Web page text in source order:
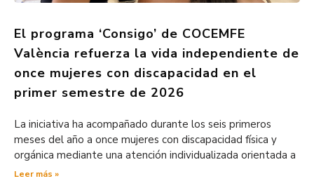
El programa ‘Consigo’ de COCEMFE
València refuerza la vida independiente de
once mujeres con discapacidad en el
primer semestre de 2026
La iniciativa ha acompañado durante los seis primeros
meses del año a once mujeres con discapacidad física y
orgánica mediante una atención individualizada orientada a
Leer más »